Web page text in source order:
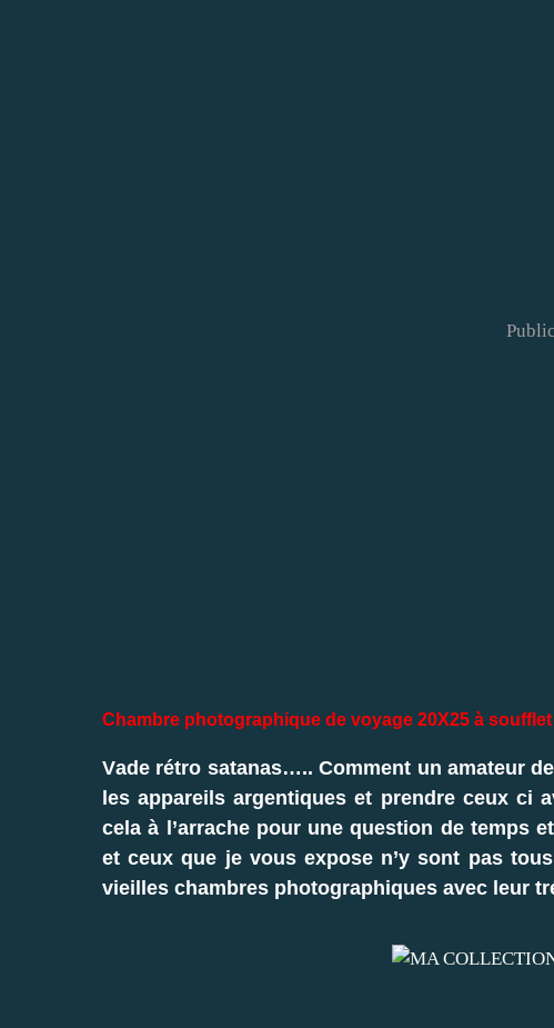
Chambre photographique de voyage 20X25 à
Vade rétro satanas….. Comment un amateur
les appareils argentiques et prendre ceux ci
cela à l’arrache pour une question de temps
et ceux que je vous expose n’y sont pas
vieilles chambres photographiques avec leur